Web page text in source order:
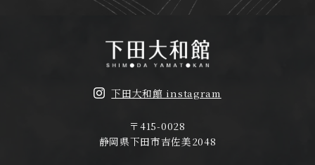
下田大和館 instagram
〒415-0028
静岡県下田市吉佐美2048